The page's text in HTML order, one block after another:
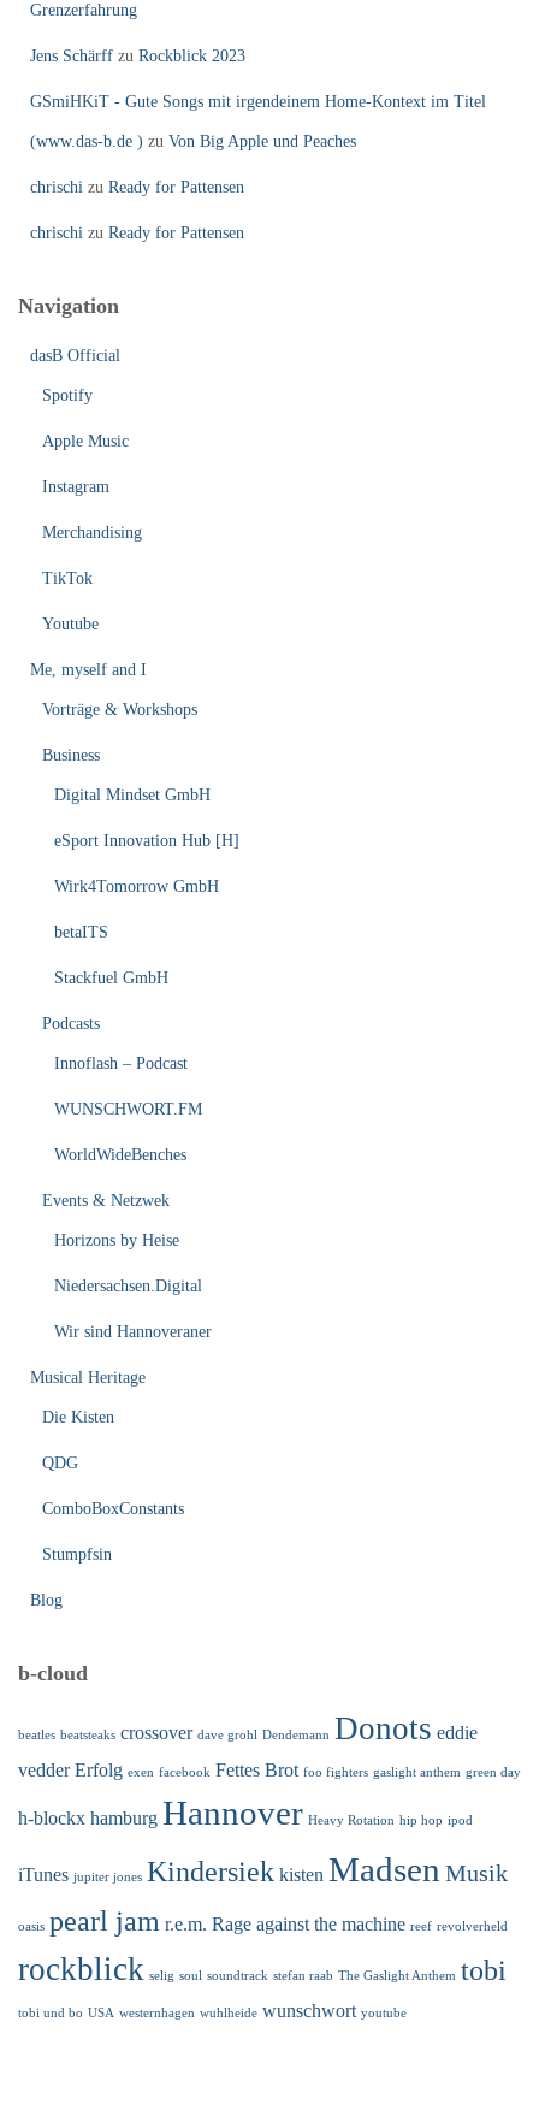
Grenzerfahrung
Jens Schärff zu Rockblick 2023
GSmiHKiT - Gute Songs mit irgendeinem Home-Kontext im Titel
(www.das-b.de ) zu Von Big Apple und Peaches
chrischi zu Ready for Pattensen
chrischi zu Ready for Pattensen
Navigation
dasB Official
Spotify
Apple Music
Instagram
Merchandising
TikTok
Youtube
Me, myself and I
Vorträge & Workshops
Business
Digital Mindset GmbH
eSport Innovation Hub [H]
Wirk4Tomorrow GmbH
betaITS
Stackfuel GmbH
Podcasts
Innoflash – Podcast
WUNSCHWORT.FM
WorldWideBenches
Events & Netzwek
Horizons by Heise
Niedersachsen.Digital
Wir sind Hannoveraner
Musical Heritage
Die Kisten
QDG
ComboBoxConstants
Stumpfsin
Blog
b-cloud
beatles beatsteaks crossover dave grohl Dendemann Donots eddie
vedder Erfolg exen facebook Fettes Brot foo fighters gaslight anthem green day
h-blockx hamburg Hannover Heavy Rotation hip hop ipod
iTunes jupiter jones Kindersiek kisten Madsen Musik
oasis pearl jam r.e.m. Rage against the machine reef revolverheld
rockblick selig soul soundtrack stefan raab The Gaslight Anthem tobi
tobi und bo USA westernhagen wuhlheide wunschwort youtube